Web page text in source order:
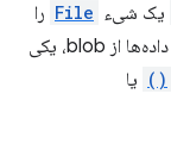
یک شیء File را
برمی‌گرداند که شامل یک blob است. برای دریافت داده‌ها از blob، یکی
یا